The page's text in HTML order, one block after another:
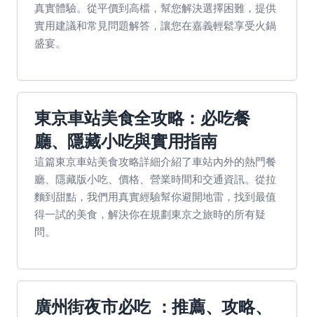
真實體驗。從平價到高檔，幫您解決選擇困難，提供
實用建議和常見問題解答，讓您在嘉義輕鬆享受火鍋
盛宴。
東京車站美食全攻略：必吃餐
廳、隱藏小吃與實用指南
這篇東京車站美食攻略詳細介紹了車站內外的熱門餐
廳、隱藏版小吃、價格、營業時間和交通資訊。從拉
麵到甜點，我們用真實經驗幫你避開地雷，找到最值
得一試的美食，解決你在規劃東京之旅時的所有疑
問。
廣州街夜市必吃 ：推薦、攻略、